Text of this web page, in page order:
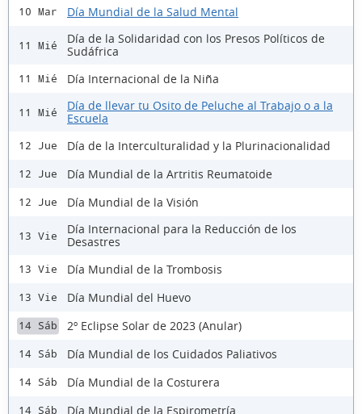
10 Mar Día Mundial de la Salud Mental
11 Mié
Día de la Solidaridad con los Presos Políticos de
Sudáfrica
11 Mié Día Internacional de la Niña
11 Mié
Día de llevar tu Osito de Peluche al Trabajo o a la
Escuela
12 Jue Día de la Interculturalidad y la Plurinacionalidad
12 Jue Día Mundial de la Artritis Reumatoide
12 Jue Día Mundial de la Visión
13 Vie
Día Internacional para la Reducción de los
Desastres
13 Vie Día Mundial de la Trombosis
13 Vie Día Mundial del Huevo
14 Sáb 2º Eclipse Solar de 2023 (Anular)
14 Sáb Día Mundial de los Cuidados Paliativos
14 Sáb Día Mundial de la Costurera
14 Sáb Día Mundial de la Espirometría